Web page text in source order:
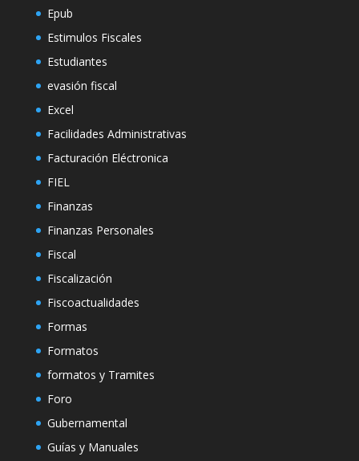
Epub
Estimulos Fiscales
Estudiantes
evasión fiscal
Excel
Facilidades Administrativas
Facturación Eléctronica
FIEL
Finanzas
Finanzas Personales
Fiscal
Fiscalización
Fiscoactualidades
Formas
Formatos
formatos y Tramites
Foro
Gubernamental
Guías y Manuales